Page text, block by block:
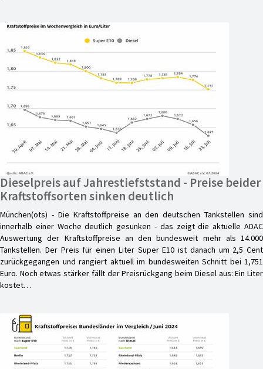
Dieselpreis auf Jahrestiefststand - Preise beider
Kraftstoffsorten sinken deutlich
München(ots) - Die Kraftstoffpreise an den deutschen Tankstellen sind
innerhalb einer Woche deutlich gesunken - das zeigt die aktuelle ADAC
Auswertung der Kraftstoffpreise an den bundesweit mehr als 14.000
Tankstellen. Der Preis für einen Liter Super E10 ist danach um 2,5 Cent
zurückgegangen und rangiert aktuell im bundesweiten Schnitt bei 1,751
Euro. Noch etwas stärker fällt der Preisrückgang beim Diesel aus: Ein Liter
kostet…